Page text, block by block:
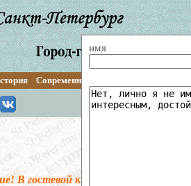
Современность
Поиск по
В гостевой книге введена
имя